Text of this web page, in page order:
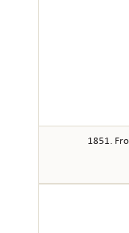
1851.